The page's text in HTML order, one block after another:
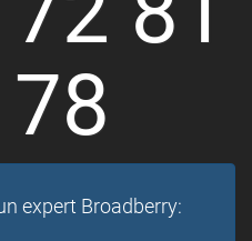
expert Broadberry: